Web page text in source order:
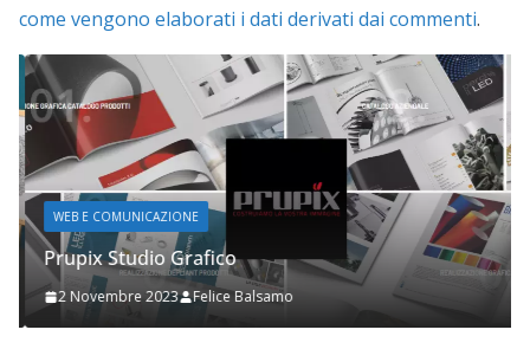
come vengono elaborati i dati derivati dai commenti.
WEB E COMUNICAZIONE
Prupix Studio Grafico
2 Novembre 2023 Felice Balsamo